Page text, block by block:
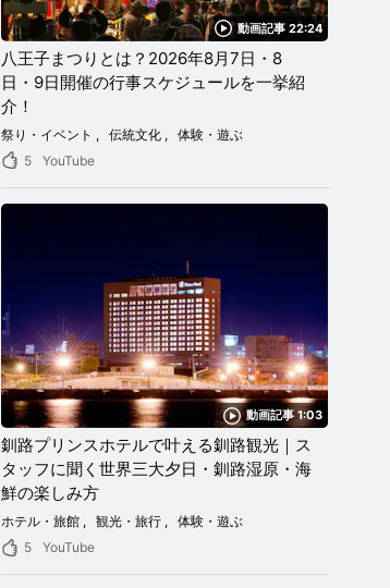
動画記事 22:24
八王子まつりとは？2026年8月7日・8
日・9日開催の行事スケジュールを一挙紹
介！
祭り・イベント 伝統文化
体験・遊ぶ
5
YouTube
動画記事 1:03
釧路プリンスホテルで叶える釧路観光｜ス
タッフに聞く世界三大夕日・釧路湿原・海
鮮の楽しみ方
ホテル・旅館 観光・旅行
体験・遊ぶ
5
YouTube